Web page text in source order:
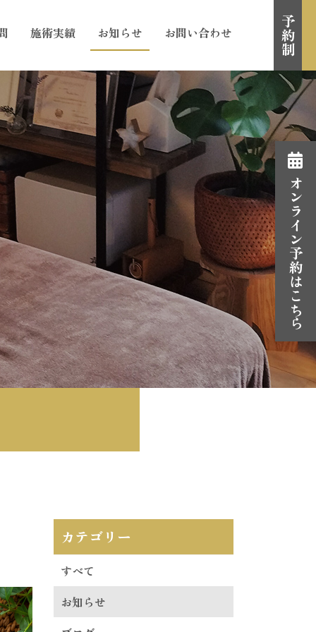
予約制
施術実績 お知らせ お問い合わせ
オンライン予約はこちら
カテゴリー
すべて
お知らせ